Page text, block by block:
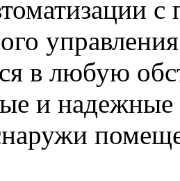
в любую
и надежные